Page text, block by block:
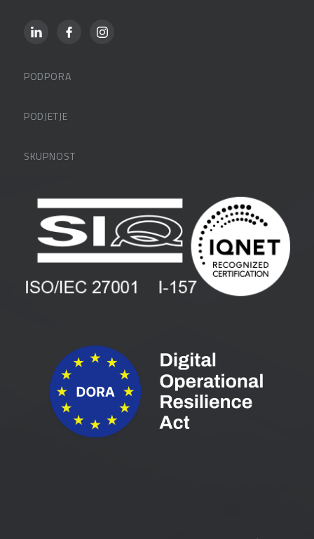
PODPORA
FAQ – pogosta vprašanja
PODJETJE
Zaposlitev
Vlagatelji
Pogoji in pogodbe
SKUPNOST
Blog
Spletni seminarji